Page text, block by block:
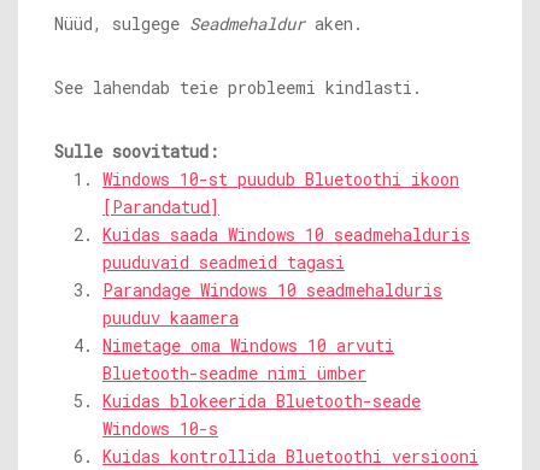
Nüüd, sulgege Seadmehalduraken.
See lahendab teie probleemi kindlasti.
Sulle soovitatud:
Windows 10-st puudub Bluetoothi ​​ikoon
[Parandatud]
Kuidas saada Windows 10 seadmehalduris
puuduvaid seadmeid tagasi
Parandage Windows 10 seadmehalduris
puuduv kaamera
Nimetage oma Windows 10 arvuti
Bluetooth-seadme nimi ümber
Kuidas blokeerida Bluetooth-seade
Windows 10-s
Kuidas kontrollida Bluetoothi ​​versiooni